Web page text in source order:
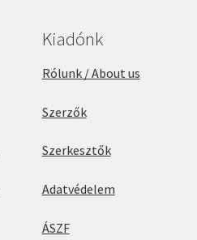
Kiadónk
Rólunk / About us
Szerzők
Szerkesztők
Adatvédelem
ÁSZF